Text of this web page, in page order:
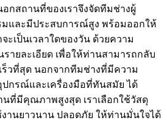
อกสถานที่ของเราจึงจัดทีมช่างผู้
และมีประสบการณ์สูง พร้อมออกให้
ะเป็นเวลาใดของวัน ด้วยความ
รายละเอียด เพื่อให้ท่านสามารถกลับ
ร็วที่สุด นอกจากทีมช่างที่มีความ
ปกรณ์และเครื่องมือที่ทันสมัย ได้
นที่มีคุณภาพสูงสุด เราเลือกใช้วัสดุ
านยาวนาน ปลอดภัย ให้ท่านมั่นใจได้